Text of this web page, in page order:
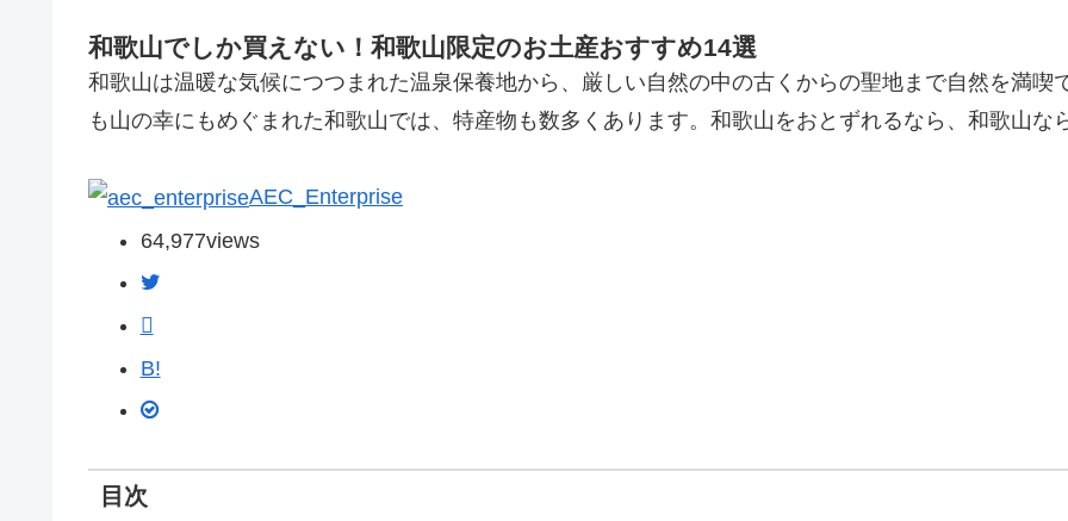
和歌山でしか買えない！和歌山限定のお土産おすすめ14選
和歌山は温暖な気候につつまれた温泉保養地から、厳しい自然の中の古くからの聖地まで自然を満
も山の幸にもめぐまれた和歌山では、特産物も数多くあります。和歌山をおとずれるなら、和歌山な
AEC_Enterprise
64,977views
B!
目次